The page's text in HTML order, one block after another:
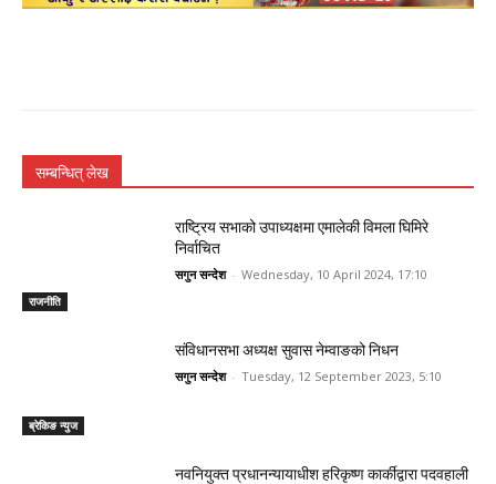
सम्बन्धित् लेख
राजनीति
राष्ट्रिय सभाको उपाध्यक्षमा एमालेकी विमला घिमिरे
निर्वाचित
सगुन सन्देश - Wednesday, 10 April 2024, 17:10
ब्रेकिङ न्युज
संविधानसभा अध्यक्ष सुवास नेम्वाङको निधन
सगुन सन्देश - Tuesday, 12 September 2023, 5:10
नवनियुक्त प्रधानन्यायाधीश हरिकृष्ण कार्कीद्वारा पदवहाली